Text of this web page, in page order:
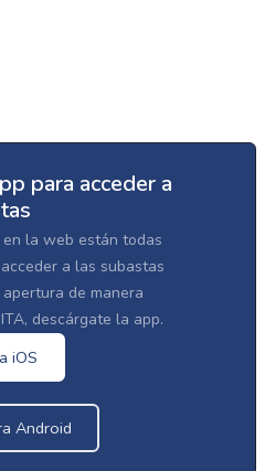
para acceder a
la web están todas
a las subastas
de manera
descárgate la app.
iOS
Android